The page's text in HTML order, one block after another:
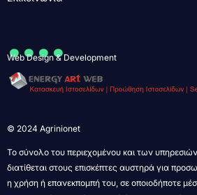
....
Web Design & Development
© 2024 Agrinionet
Το σύνολο του περιεχομένου και των
διατίθεται στους επισκέπτες αυστηρά για
η χρήση ή επανεκπομπή του, σε οποιοδήποτε